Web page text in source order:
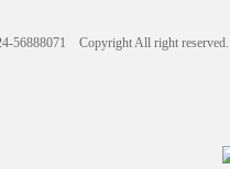
Copyright All right